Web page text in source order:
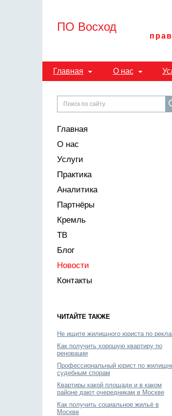
ПО Восход
Главная О нас
Главная
О нас
Услуги
Практика
Аналитика
Партнёры
Кремль
ТВ
Блог
Новости
Контакты
ЧИТАЙТЕ ТАКЖЕ
Не ищите жилищного юриста по
Как получить хорошую квартиру по
реновации
Профессиональный юрист по
судебным спорам
Квартиры какой площади и в каком
районе дают очередникам в Москве
Как получить социальное жильё в
Москве